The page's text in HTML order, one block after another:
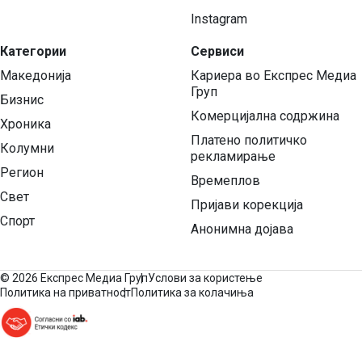
Категории
Македонија
Бизнис
Хроника
Колумни
Регион
Свет
Спорт
Instagram
Сервиси
Кариера во Експрес Медиа
Груп
Комерцијална содржина
Платено политичко
рекламирање
Времеплов
Пријави корекција
Анонимна дојава
© 2026 Експрес Медиа ГрупУслови за користење
Политика на приватностПолитика за колачиња